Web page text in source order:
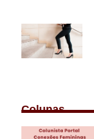
Colunas